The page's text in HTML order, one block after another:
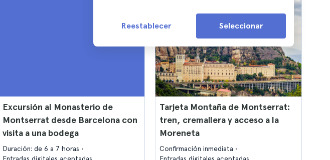
Excursión al Monasterio de
Montserrat desde Barcelona con
visita a una bodega
Duración: de 6 a 7 horas
Tarjeta Montaña de Montserrat:
tren, cremallera y acceso a la
Moreneta
Confirmación inmediata
Reestablecer Seleccionar